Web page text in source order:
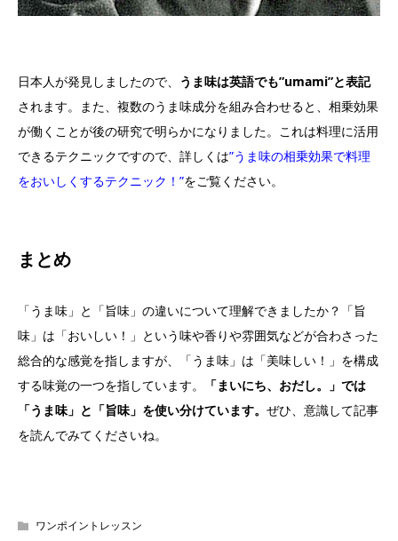
日本人が発見しましたので、
うま味は英語でも”umami”と表記
されます。また、複数のうま味成分を組み合わせると、相乗効果
が働くことが後の研究で明らかになりました。これは料理に活用
できるテクニックですので、詳しくは”うま味の相乗効果で料理
をおいしくするテクニック！”をご覧ください。
まとめ
「うま味」と「旨味」の違いについて理解できましたか？「旨
味」は「おいしい！」という味や香りや雰囲気などが合わさった
総合的な感覚を指しますが、「うま味」は「美味しい！」を構成
する味覚の一つを指しています。
「まいにち、おだし。」では
「うま味」と「旨味」を使い分けています。 ぜひ、意識して記事
を読んでみてくださいね。
ワンポイントレッスン